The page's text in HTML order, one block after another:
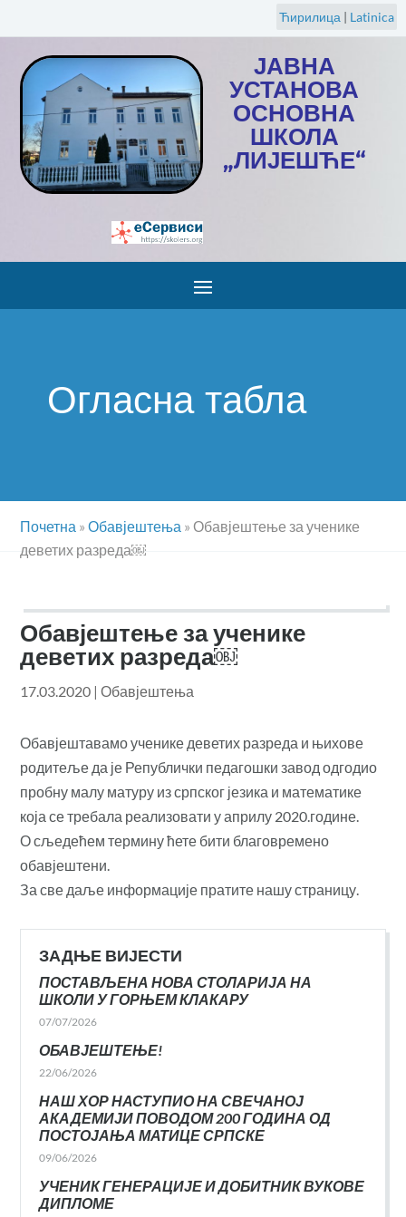
Ћирилица | Latinica
ЈАВНА
УСТАНОВА
ОСНОВНА
ШКОЛА
„ЛИЈЕШЋЕ“
Огласна табла
Почетна »Обавјештења »Обавјештење за ученике
деветих разреда￼
Обавјештење за ученике
деветих разреда￼
17.03.2020 |Обавјештења
Обавјештавамо ученике деветих разреда и њихове
родитеље да је Републички педагошки завод одгодио
пробну малу матуру из српског језика и математике
која се требала реализовати у априлу 2020.године.
О сљедећем термину ћете бити благовремено
обавјештени.
За све даље информације пратите нашу страницу.
ЗАДЊЕ ВИЈЕСТИ
ПОСТАВЉЕНА НОВА СТОЛАРИЈА НА
ШКОЛИ У ГОРЊЕМ КЛАКАРУ
07/07/2026
ОБАВЈЕШТЕЊЕ!
22/06/2026
НАШ ХОР НАСТУПИО НА СВЕЧАНОЈ
АКАДЕМИЈИ ПОВОДОМ 200 ГОДИНА ОД
ПОСТОЈАЊА МАТИЦЕ СРПСКЕ
09/06/2026
УЧЕНИК ГЕНЕРАЦИЈЕ И ДОБИТНИК ВУКОВЕ
ДИПЛОМЕ